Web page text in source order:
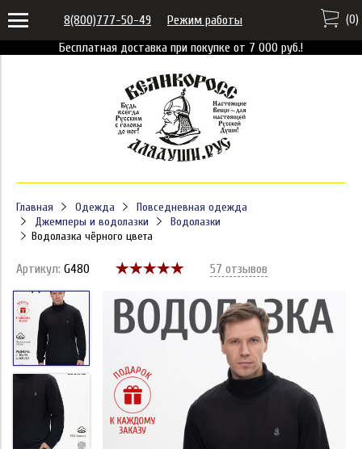
Бесплатная доставка при покупке от 7 000 руб.!
8(800)777-50-49 Режим работы (0)
Главная Одежда
Повседневная одежда
Джемперы и водолазки
Водолазки
Водолазка чёрного цвета
Артикул: G480 57 отзывов